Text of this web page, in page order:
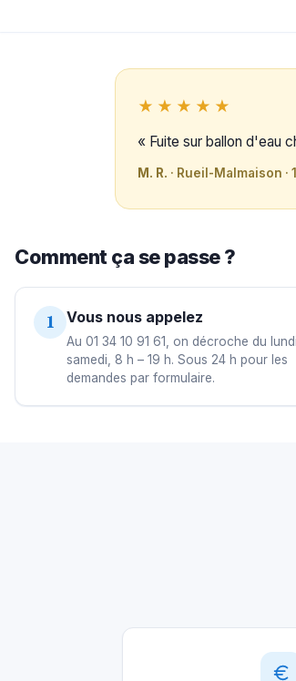
★★★★★
« Fuite sur ballon d'eau
M. R. · Rueil-Malmaison ·
Comment ça se passe ?
1 Vous nous appelez
Au 01 34 10 91 61, on décroche du
samedi, 8 h – 19 h. Sous 24 h pour les
demandes par formulaire.